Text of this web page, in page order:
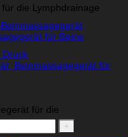
für die